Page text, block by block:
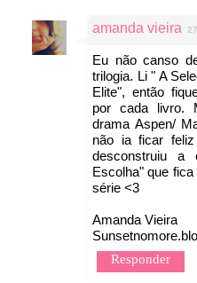
amanda vieira
Eu não canso
trilogia. Li " A
Elite", então
por cada livro.
drama Aspen/
não ia ficar
desconstruiu
Escolha" que
série <3
Amanda Vieira
Responder